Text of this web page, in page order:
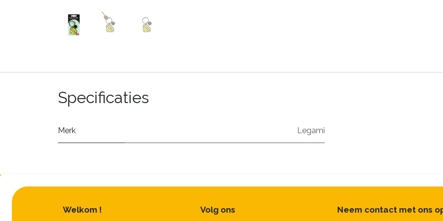
Specificaties
Merk Legami
Welkom ! Neem contact met ons
Volg ons